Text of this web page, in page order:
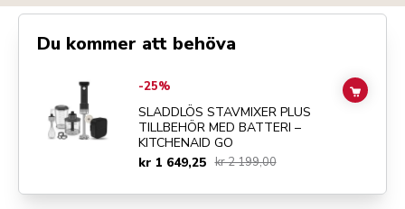
Du kommer att behöva
SLADDLÖS STAVMIXER PLUS TILLBEHÖR MED BATTERI –
-25%
SLADDLÖS STAVMIXER PLUS
TILLBEHÖR MED BATTERI –
KITCHENAID GO
kr 1 649,25 kr 2 199,00
ADD